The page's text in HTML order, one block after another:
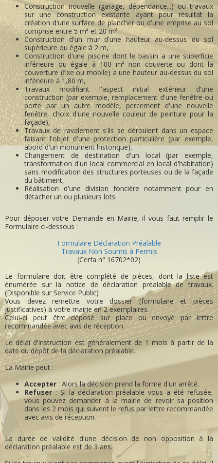
Construction nouvelle (garage, dépendance...) ou travaux
sur une construction existante ayant pour résultat la
création d'une surface de plancher ou d'une emprise au sol
comprise entre 5 m² et 20 m².
Construction d'un mur d'une hauteur au-dessus du sol
supérieure ou égale à 2 m,
Construction d'une piscine dont le bassin a une superficie
inférieure ou égale à 100 m² non couverte ou dont la
couverture (fixe ou mobile) a une hauteur au-dessus du sol
inférieure à 1,80 m,
Travaux modifiant l'aspect initial extérieur d'une
construction (par exemple, remplacement d'une fenêtre ou
porte par un autre modèle, percement d'une nouvelle
fenêtre, choix d'une nouvelle couleur de peinture pour la
façade),
Travaux de ravalement s'ils se déroulent dans un espace
faisant l'objet d'une protection particulière (par exemple,
abord d'un monument historique),
Changement de destination d'un local (par exemple,
transformation d'un local commercial en local d'habitation)
sans modification des structures porteuses ou de la façade
du bâtiment,
Réalisation d'une division foncière notamment pour en
détacher un ou plusieurs lots.
Pour déposer votre Demande en Mairie, il vous faut remplir le
Formulaire ci-dessous :
Formulaire Déclaration Préalable
Travaux Non Soumis à Permis
(Cerfa n° 16702*02)
Le formulaire doit être complété de pièces, dont la liste est
énumérée sur la notice de déclaration préalable de travaux.
(Disponible sur Service Public)
Vous devez remettre votre dossier (formulaire et pièces
justificatives) à votre mairie en 2 exemplaires.
Celui-ci peut être déposé sur place ou envoyé par lettre
recommandée avec avis de réception.
Le délai d'instruction est généralement de 1 mois à partir de la
date du dépôt de la déclaration préalable.
La Mairie peut :
Accepter : Alors la décision prend la forme d'un arrêté.
Refuser: Si la déclaration préalable vous a été refusée,
vous pouvez demander à la mairie de revoir sa position
dans les 2 mois qui suivent le refus par lettre recommandée
avec avis de réception.
La durée de validité d'une décision de non opposition à la
déclaration préalable est de 3 ans.